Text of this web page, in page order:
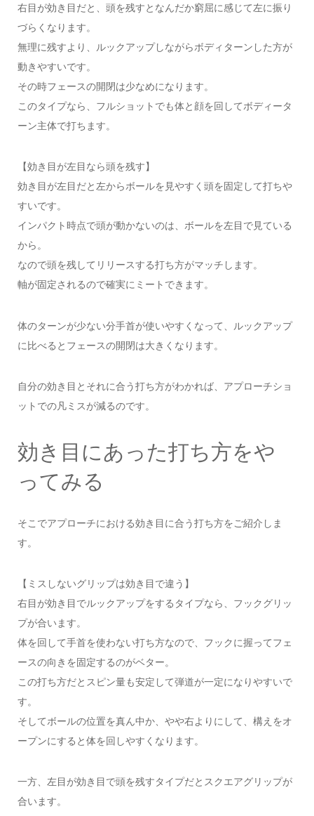
右目が効き目だと、頭を残すとなんだか窮屈に感じて左に振り
づらくなります。
無理に残すより、ルックアップしながらボディターンした方が
動きやすいです。
その時フェースの開閉は少なめになります。
このタイプなら、フルショットでも体と顔を回してボディータ
ーン主体で打ちます。
【効き目が左目なら頭を残す】
効き目が左目だと左からボールを見やすく頭を固定して打ちや
すいです。
インパクト時点で頭が動かないのは、ボールを左目で見ている
から。
なので頭を残してリリースする打ち方がマッチします。
軸が固定されるので確実にミートできます。
体のターンが少ない分手首が使いやすくなって、ルックアップ
に比べるとフェースの開閉は大きくなります。
自分の効き目とそれに合う打ち方がわかれば、アプローチショ
ットでの凡ミスが減るのです。
効き目にあった打ち方をや
ってみる
そこでアプローチにおける効き目に合う打ち方をご紹介しま
す。
【ミスしないグリップは効き目で違う】
右目が効き目でルックアップをするタイプなら、フックグリッ
プが合います。
体を回して手首を使わない打ち方なので、フックに握ってフェ
ースの向きを固定するのがベター。
この打ち方だとスピン量も安定して弾道が一定になりやすいで
す。
そしてボールの位置を真ん中か、やや右よりにして、構えをオ
ープンにすると体を回しやすくなります。
一方、左目が効き目で頭を残すタイプだとスクエアグリップが
合います。